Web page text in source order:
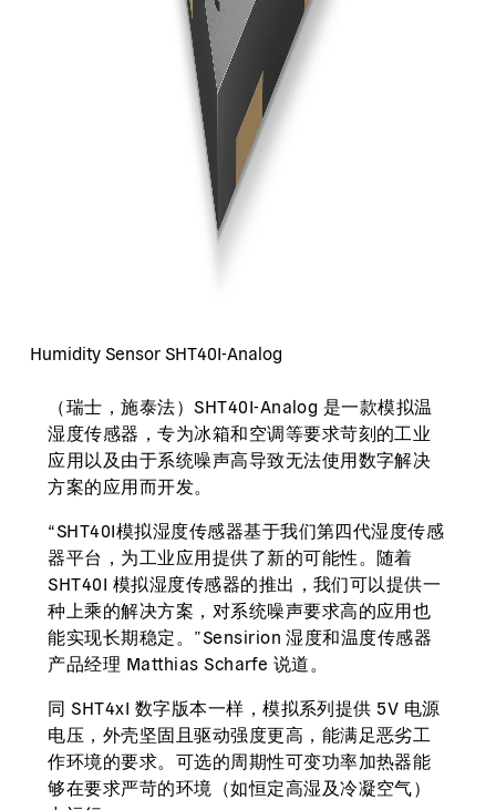
Humidity Sensor SHT40I-Analog
（瑞士，施泰法）SHT40I-Analog 是一款模拟温
湿度传感器，专为冰箱和空调等要求苛刻的工业
应用以及由于系统噪声高导致无法使用数字解决
方案的应用而开发。
“SHT40I模拟湿度传感器基于我们第四代湿度传感
器平台，为工业应用提供了新的可能性。随着
SHT40I 模拟湿度传感器的推出，我们可以提供一
种上乘的解决方案，对系统噪声要求高的应用也
能实现长期稳定。”Sensirion 湿度和温度传感器
产品经理 Matthias Scharfe 说道。
同 SHT4xI 数字版本一样，模拟系列提供 5V 电源
电压，外壳坚固且驱动强度更高，能满足恶劣工
作环境的要求。可选的周期性可变功率加热器能
够在要求严苛的环境（如恒定高湿及冷凝空气）